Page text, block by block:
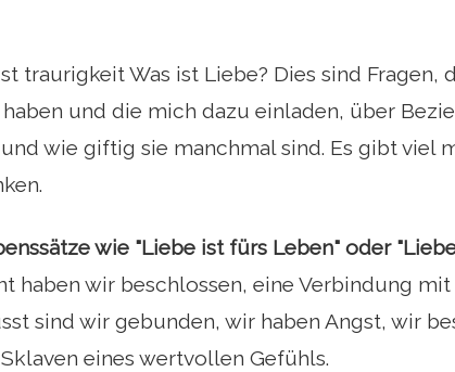
traurigkeit Was ist Liebe? Dies sind Fragen,
und die mich dazu einladen, über
wie giftig sie manchmal sind. Es gibt viel
wie "Liebe ist fürs Leben" oder
haben wir beschlossen, eine Verbindung mit
sind wir gebunden, wir haben Angst, wir
eines wertvollen Gefühls.